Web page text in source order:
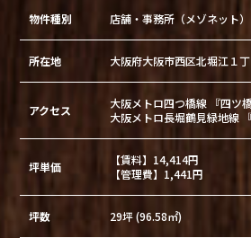
物件種別 店舗・事務所（メゾネット）
所在地 大阪府大阪市西区北堀江１
アクセス
大阪メトロ四つ橋線 『四ツ
大阪メトロ長堀鶴見緑地線
坪単価
【賃料】14,414円
【管理費】1,441円
坪数 29坪 (96.58㎡)